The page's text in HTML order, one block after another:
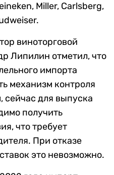
Miller, Carlsberg,
виноторговой
Липилин отметил, что
импорта
механизм контроля
сейчас для выпуска
получить
что требует
При отказе
это невозможно.